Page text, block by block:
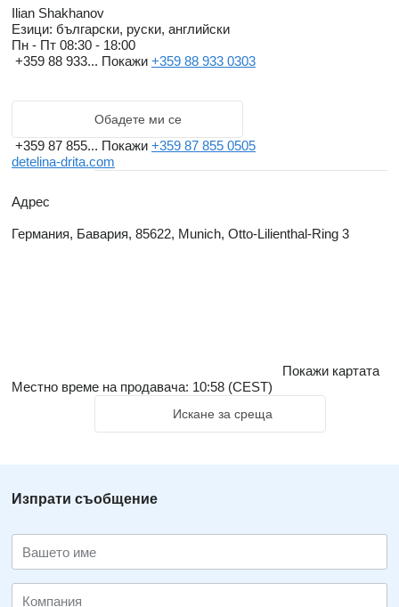
висококвалифициран екип от професионалисти. Фирмата
непрекъснато разширява и модернизира автопарка си, с цел
повишаване нивото и качеството на обслужване на своите
клиенти и бизнес партньори.
Детелина Дрита ” ЕООД предлага широк спектър от услуги:
- Превози в страната и чужбина;
изложения, гранични пунктове;
- Училищен туризъм;
- Наем на лек автомобил, миниван, микробус или автобус за
- Превоз на деца и ученици до учебно заведение и обратно;
* Специални отстъпки за постоянни клиенти.
Ilian Shakhanov
Езици: български, руски, английски
Пн - Пт 08:30 - 18:00
+359 88 933... Покажи +359 88 933 0303
Обадете ми се
+359 87 855... Покажи +359 87 855 0505
detelina-drita.com
Адрес
Германия, Бавария, 85622, Munich, Otto-Lilienthal-Ring 3
Покажи картата
Местно време на продавача: 10:58 (CEST)
Искане за среща
Изпрати съобщение